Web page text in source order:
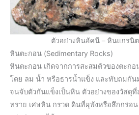
ตัวอย่างหินอัคนี – หินแกรนิ
หินตะกอน (Sedimentary Rocks)
หินตะกอน เกิดจากการสะสมตัวของตะก
โดย ลม น้ำ หรือธารน้ำแข็ง และทับถมกัน
จนจับตัวกันแข็งเป็นหิน ตัวอย่างของวัสดุ
ทราย เศษหิน กรวด ดินที่ผุพังหรือสึกกร่อ